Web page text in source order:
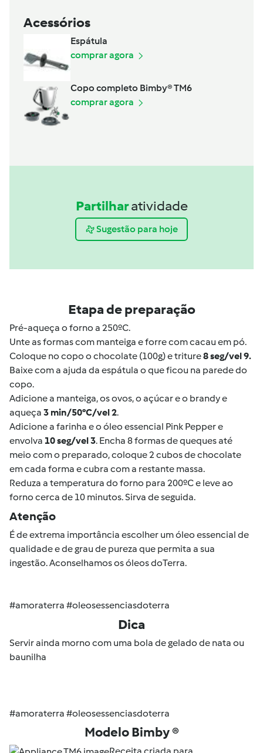
Acessórios
Espátula
comprar agora
Copo completo Bimby® TM6
comprar agora
Partilharatividade
Sugestão para hoje
Etapa de preparação
Pré-aqueça o forno a 250ºC.
Unte as formas com manteiga e forre com cacau em pó.
Coloque no copo o chocolate (100g) e triture8 seg/vel 9.
Baixe com a ajuda da espátula o que ficou na parede do
copo.
Adicione a manteiga, os ovos, o açúcar e o brandy e
aqueça 3 min/50°C/vel 2.
Adicione a farinha e o óleo essencial Pink Pepper e
envolva 10 seg/vel 3. Encha 8 formas de queques até
meio com o preparado, coloque 2 cubos de chocolate
em cada forma e cubra com a restante massa.
Reduza a temperatura do forno para 200ºC e leve ao
forno cerca de 10 minutos. Sirva de seguida.
Atenção
É de extrema importância escolher um óleo essencial de
qualidade e de grau de pureza que permita a sua
ingestão. Aconselhamos os óleos doTerra.
#amoraterra #oleosessenciasdoterra
Dica
Servir ainda morno com uma bola de gelado de nata ou
baunilha
#amoraterra #oleosessenciasdoterra
Modelo Bimby ®
Receita criada para